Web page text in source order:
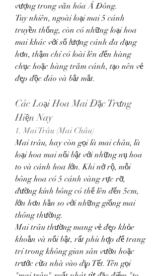
vượng trong văn hóa Á Đông.
Tuy nhiên, ngoài loại mai 5 cánh
truyền thống, còn có những loại hoa
mai khác với số lượng cánh đa dạng
hơn, thậm chí có loài lên đến hàng
chục hoặc hàng trăm cánh, tạo nên vẻ
đẹp độc đáo và bắt mắt.
Các Loại Hoa Mai Đặc Trưng
Hiện Nay
1. Mai Trâu (Mai Châu)
Mai trâu, hay còn gọi là mai châu, là
loại hoa mai nổi bật với những nụ hoa
to và cánh hoa lớn. Khi nở rộ, mỗi
bông hoa có 5 cánh vàng rực rỡ,
đường kính bông có thể lên đến 5cm,
lớn hơn hẳn so với những giống mai
thông thường.
Mai trâu thường mang vẻ đẹp khỏe
khoắn và nổi bật, rất phù hợp để trang
trí trong không gian sân vườn hoặc
trước cửa nhà vào dịp Tết. Tên gọi